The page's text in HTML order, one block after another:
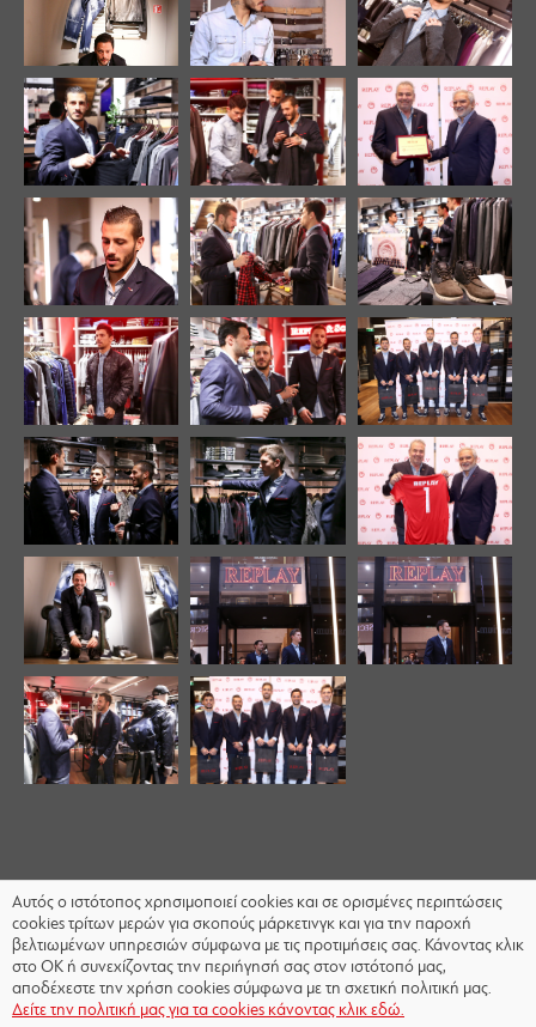
Αυτός ο ιστότοπος χρησιμοποιεί cookies και σε ορισμένες περιπτώσεις
cookies τρίτων μερών για σκοπούς μάρκετινγκ και για την παροχή
βελτιωμένων υπηρεσιών σύμφωνα με τις προτιμήσεις σας. Κάνοντας κλικ
στο OK ή συνεχίζοντας την περιήγησή σας στον ιστότοπό μας,
αποδέχεστε την χρήση cookies σύμφωνα με τη σχετική πολιτική μας.
Δείτε την πολιτική μας για τα cookies κάνοντας κλικ εδώ.